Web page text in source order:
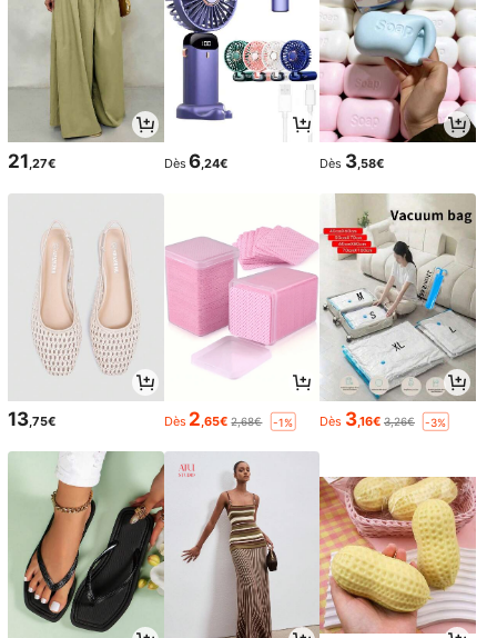
21 ,27€ Dès 6 ,24€ Dès 3,58€
13,75€ Dès 2,65€ 2,68€ -1% Dès 3,16€ 3,26€ -3%